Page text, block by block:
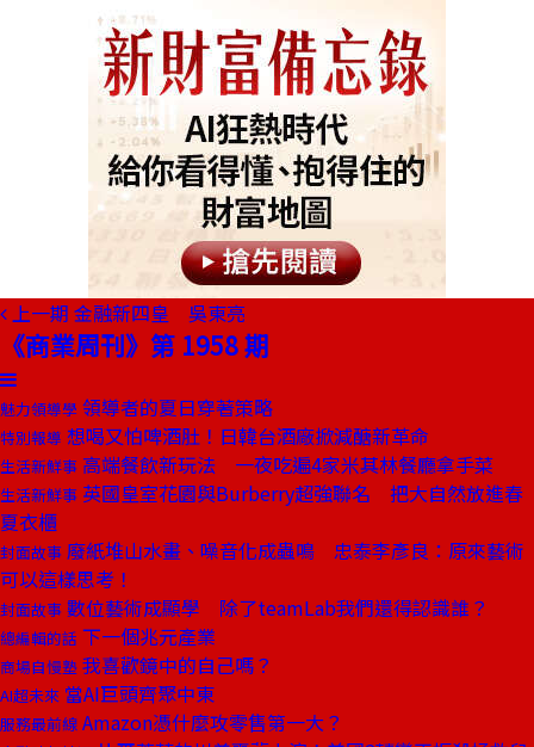
上一期 金融新四皇 吳東亮
《商業周刊》第 1958 期
魅力領導學 領導者的夏日穿著策略
特別報導 想喝又怕啤酒肚！日韓台酒廠掀減醣新革命
生活新鮮事 高端餐飲新玩法 一夜吃遍4家米其林餐廳拿手菜
生活新鮮事 英國皇室花園與Burberry超強聯名 把大自然放進春
夏衣櫃
封面故事 廢紙堆山水畫、噪音化成蟲鳴 忠泰李彥良：原來藝術
可以這樣思考！
封面故事 數位藝術成顯學 除了teamLab我們還得認識誰？
總編輯的話 下一個兆元產業
商場自慢塾 我喜歡鏡中的自己嗎？
AI超未來 當AI巨頭齊聚中東
服務最前線 Amazon憑什麼攻零售第一大？